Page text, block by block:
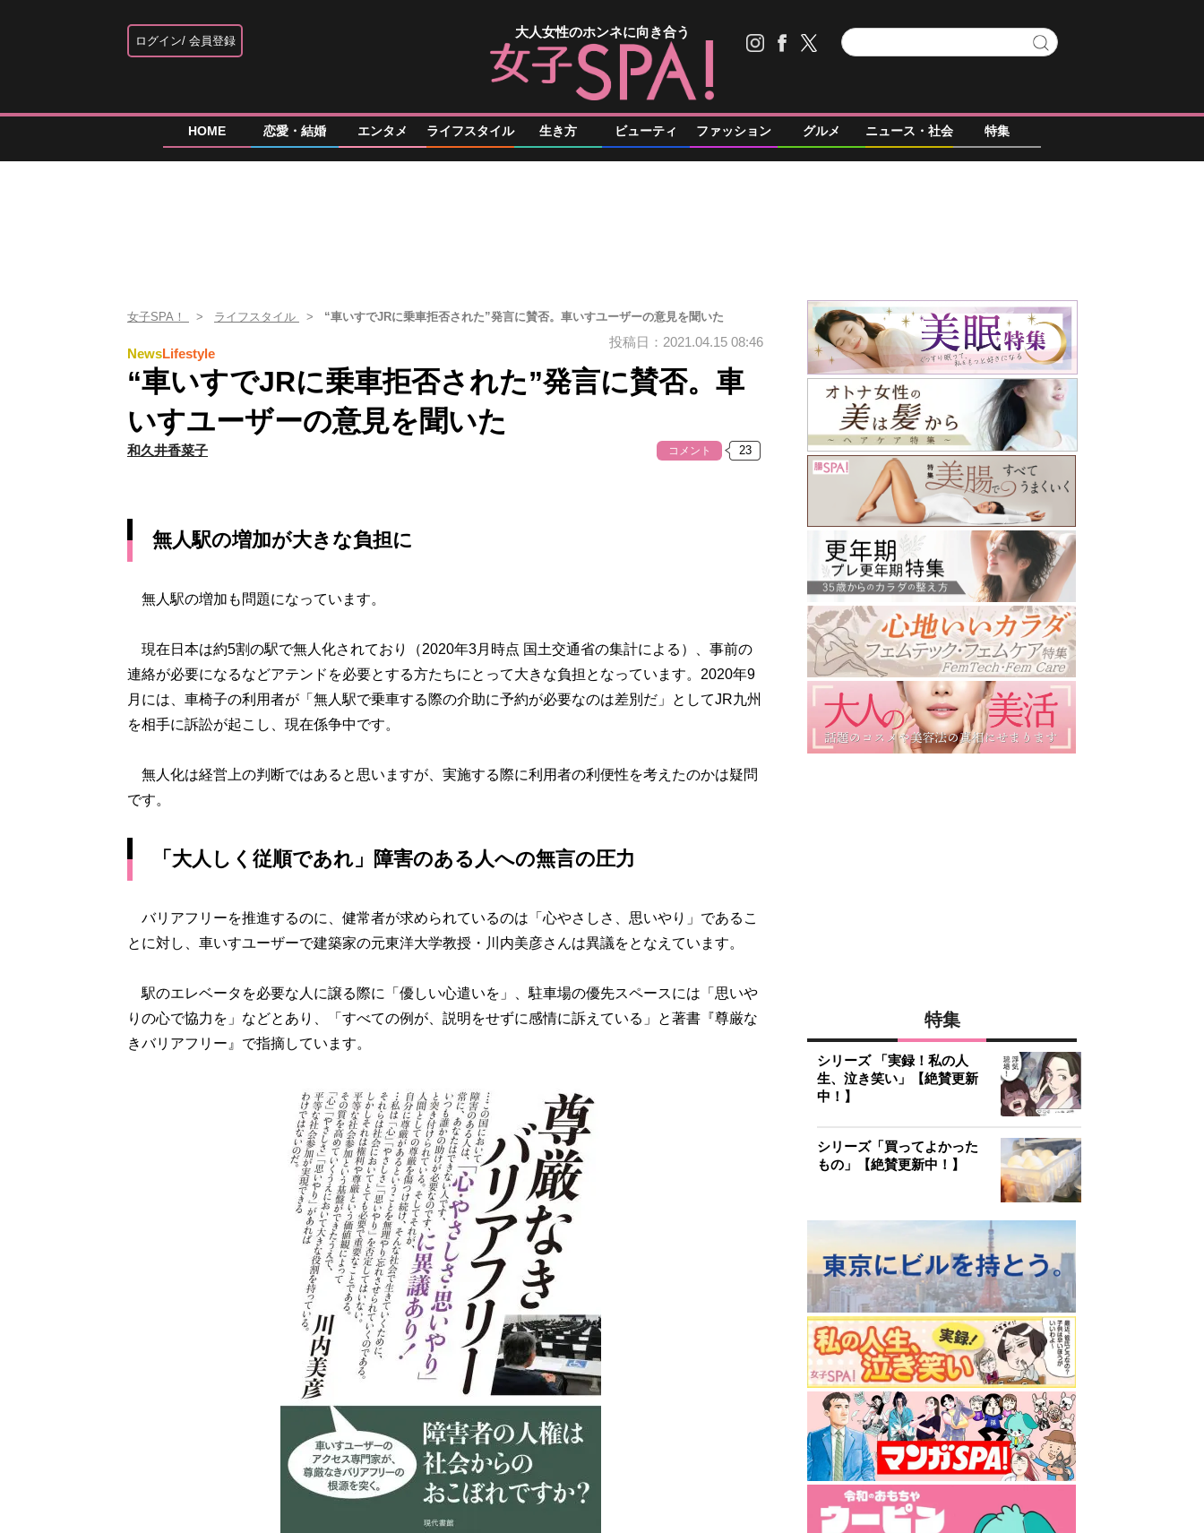
ログイン 会員登録
大人女性のホンネに向き合う
HOME 恋愛・結婚 エンタメ ライフスタイル 生き方 ビューティ ファッション グルメ ニュース・社会 特集
女子SPA！ ライフスタイル “車いすでJRに乗車拒否された”発言に賛否。車いすユーザーの意見を聞いた
NewsLifestyle
投稿日：2021.04.15 08:46
“車いすでJRに乗車拒否された”発言に賛否。車
いすユーザーの意見を聞いた
和久井香菜子 コメント
無人駅の増加が大きな負担に
無人駅の増加も問題になっています。
現在日本は約5割の駅で無人化されており（2020年3月時点 国土交通省の集計による）、事前の
連絡が必要になるなどアテンドを必要とする方たちにとって大きな負担となっています。2020年9
月には、車椅子の利用者が「無人駅で乗車する際の介助に予約が必要なのは差別だ」としてJR九州
を相手に訴訟が起こし、現在係争中です。
無人化は経営上の判断ではあると思いますが、実施する際に利用者の利便性を考えたのかは疑問
です。
「大人しく従順であれ」障害のある人への無言の圧力
バリアフリーを推進するのに、健常者が求められているのは「心やさしさ、思いやり」であるこ
とに対し、車いすユーザーで建築家の元東洋大学教授・川内美彦さんは異議をとなえています。
駅のエレベータを必要な人に譲る際に「優しい心遣いを」、駐車場の優先スペースには「思いや
りの心で協力を」などとあり、「すべての例が、説明をせずに感情に訴えている」と著書『尊厳な
きバリアフリー』で指摘しています。
特集
シリーズ 「実録！私の人
生、泣き笑い」【絶賛更新
中！】
シリーズ「買ってよかった
もの」【絶賛更新中！】